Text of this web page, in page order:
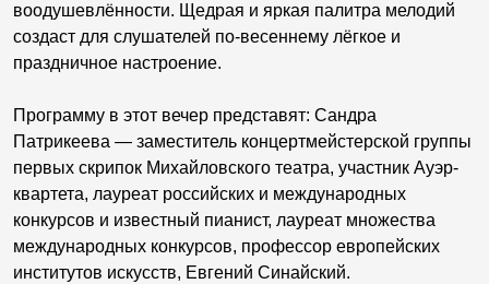
воодушевлённости. Щедрая и яркая палитра мелодий
создаст для слушателей по-весеннему лёгкое и
праздничное настроение.
Программу в этот вечер представят: Сандра
Патрикеева — заместитель концертмейстерской группы
первых скрипок Михайловского театра, участник Ауэр-
квартета, лауреат российских и международных
конкурсов и известный пианист, лауреат множества
международных конкурсов, профессор европейских
институтов искусств, Евгений Синайский.